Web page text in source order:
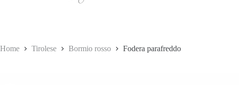
Home Tirolese Bormio rosso Fodera parafreddo